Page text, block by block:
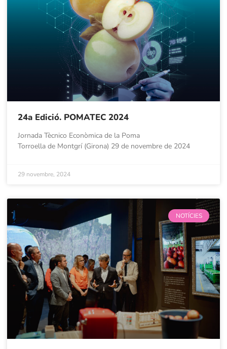
24a Edició. POMATEC 2024
Jornada Tècnico Econòmica de la Poma
Torroella de Montgrí (Girona) 29 de novembre de 2024
29 novembre, 2024
NOTÍCIES